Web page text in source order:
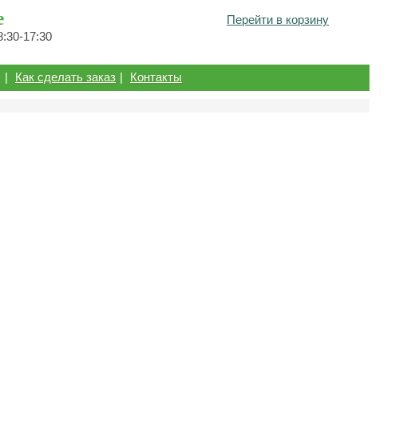
17:30
Перейти в корзину
| Как сделать заказ | Контакты